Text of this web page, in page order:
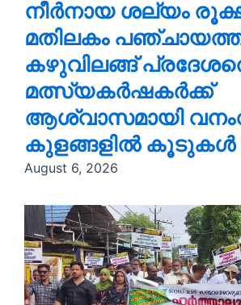
നീർനായ ശല്യം
മതിലകം
കഴുവിലങ്ങ്
മത്സ്യകർഷകർക്ക്
ആശ്വാസമായി
കുളങ്ങളിൽ കൂടുകൾ
August 6, 2026